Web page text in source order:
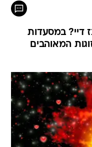
דיי? במסעדות
המאוהבים